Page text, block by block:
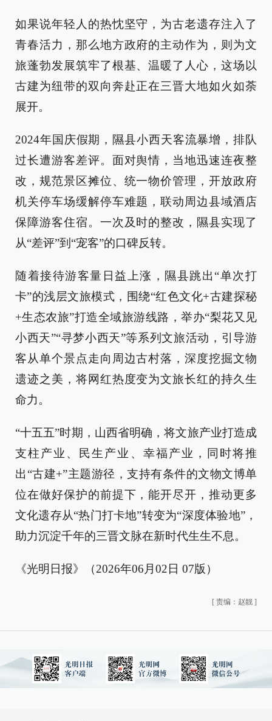
如果说年轻人的热忱坚守，为古老遗存注入了
青春活力，那么地方政府的主动作为，则为文
旅蓬勃发展筑牢了根基、温暖了人心，这场以
古建为纽带的双向奔赴正在三晋大地如火如荼
展开。
2024年国庆假期，隰县小西天客流暴增，排队
过长遭游客差评。面对舆情，当地迅速连夜整
改，规范景区摊位、统一物价管理，开放政府
机关停车场缓解停车难题，联动周边县域酒店
保障游客住宿。一次及时的整改，隰县实现了
从“差评”到“宠客”的口碑反转。
随着接待游客量日益上涨，隰县跳出“单次打
卡”的浅层文旅模式，围绕“红色文化+古建探秘
+生态农旅”打造全域旅游线路，举办“梨花又见
小西天”“寻梦小西天”等系列文旅活动，引导游
客从单个景点走向周边古村落，深度挖掘文物
遗迹之美，将网红热度变为文旅长红的持久生
命力。
“十五五”时期，山西省明确，将文旅产业打造成
支柱产业、民生产业、幸福产业，同时将推
出“古建+”主题游径，支持有条件的文物文博单
位在做好保护的前提下，能开尽开，推动更多
文化遗存从“热门打卡地”转变为“深度体验地”，
助力沉淀千年的三晋文脉在新时代生生不息。
《光明日报》（2026年06月02日 07版）
[ 责编：赵靓 ]